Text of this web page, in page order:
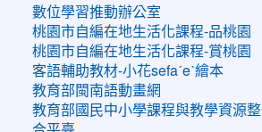
數位學習推動辦公室
桃園市自編在地生活化課程-品桃園
桃園市自編在地生活化課程-賞桃園
客語輔助教材-小花sefaˊeˋ繪本
教育部閩南語動畫網
教育部國民中小學課程與教學資源整